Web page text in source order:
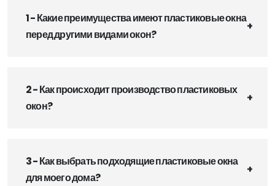
1 - Какие преимущества имеют пластиковые окна
перед другими видами окон?
2 - Как происходит производство пластиковых
окон?
3 - Как выбрать подходящие пластиковые окна
для моего дома?